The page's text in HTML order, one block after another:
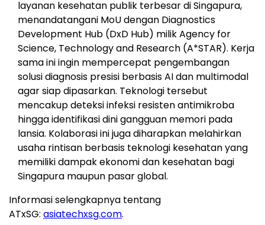
layanan kesehatan publik terbesar di Singapura,
menandatangani MoU dengan Diagnostics
Development Hub (DxD Hub) milik Agency for
Science, Technology and Research (A*STAR). Kerja
sama ini ingin mempercepat pengembangan
solusi diagnosis presisi berbasis AI dan multimodal
agar siap dipasarkan. Teknologi tersebut
mencakup deteksi infeksi resisten antimikroba
hingga identifikasi dini gangguan memori pada
lansia. Kolaborasi ini juga diharapkan melahirkan
usaha rintisan berbasis teknologi kesehatan yang
memiliki dampak ekonomi dan kesehatan bagi
Singapura maupun pasar global.
Informasi selengkapnya tentang
ATxSG: asiatechxsg.com.